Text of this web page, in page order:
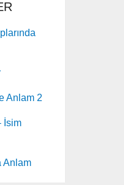
Anlam 2
İsim
Anlam